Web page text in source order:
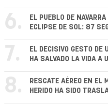
6.
EL PUEBLO DE
ECLIPSE DE SOL: 87
7.
EL DECISIVO GESTO DE
HA SALVADO LA VIDA A
8.
RESCATE AÉREO EN EL
HERIDO HA SIDO